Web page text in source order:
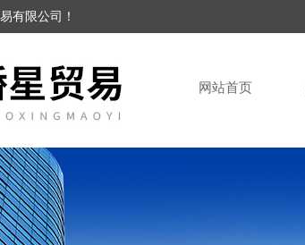
有限公司！
网站首页